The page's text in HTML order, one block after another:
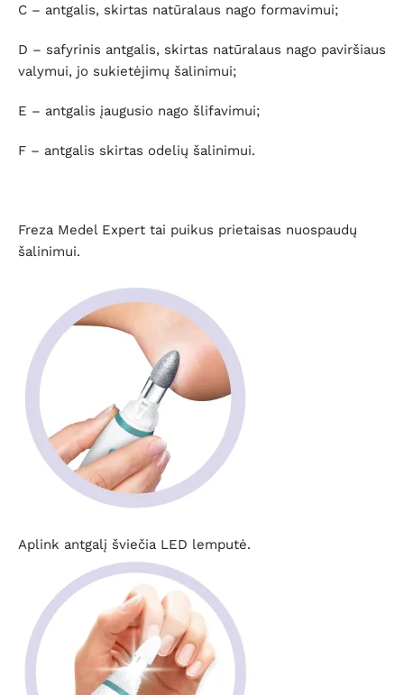
C – antgalis, skirtas natūralaus nago formavimui;
D – safyrinis antgalis, skirtas natūralaus nago paviršiaus
valymui, jo sukietėjimų šalinimui;
E – antgalis įaugusio nago šlifavimui;
F – antgalis skirtas odelių šalinimui.
Freza Medel Expert tai puikus prietaisas nuospaudų
šalinimui.
Aplink antgalį šviečia LED lemputė.